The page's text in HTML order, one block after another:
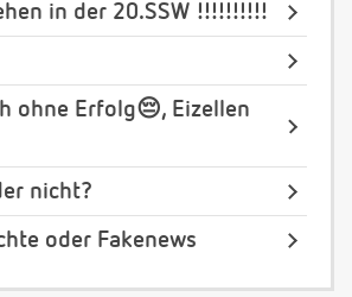
in der 20.SSW !!!!!!!!!!
ohne Erfolg😔, Eizellen
nicht?
oder Fakenews